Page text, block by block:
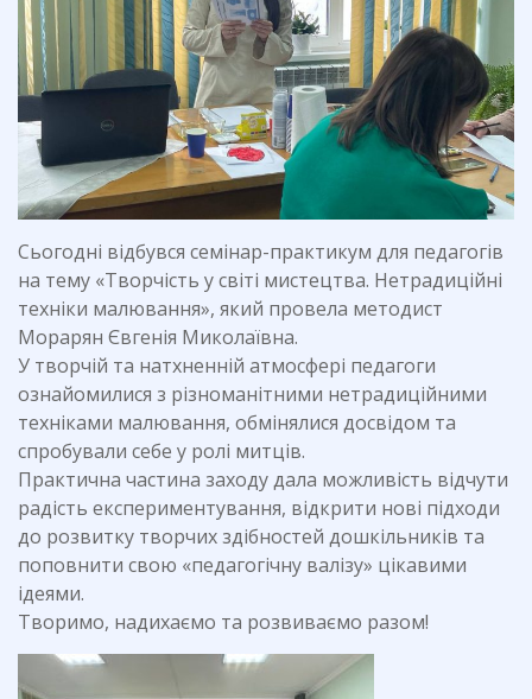
Сьогодні відбувся семінар-практикум для педагогів
на тему «Творчість у світі мистецтва. Нетрадиційні
техніки малювання», який провела методист
Морарян Євгенія Миколаївна.
У творчій та натхненній атмосфері педагоги
ознайомилися з різноманітними нетрадиційними
техніками малювання, обмінялися досвідом та
спробували себе у ролі митців.
Практична частина заходу дала можливість відчути
радість експериментування, відкрити нові підходи
до розвитку творчих здібностей дошкільників та
поповнити свою «педагогічну валізу» цікавими
ідеями.
Творимо, надихаємо та розвиваємо разом!